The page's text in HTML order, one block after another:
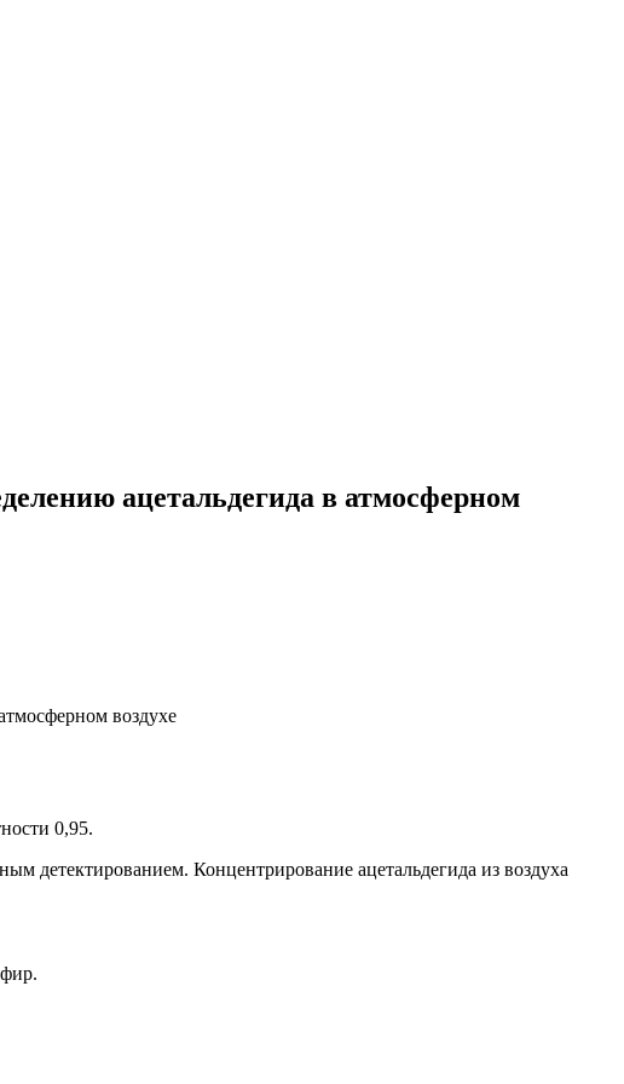
ацетальдегида в атмосферном
воздухе
0,95.
детектированием. Концентрирование ацетальдегида из воздуха